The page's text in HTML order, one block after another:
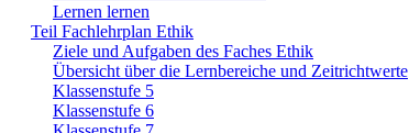
Lernen lernen
Teil Fachlehrplan Ethik
Ziele und Aufgaben des Faches Ethik
Übersicht über die Lernbereiche und Zeitrichtwerte
Klassenstufe 5
Klassenstufe 6